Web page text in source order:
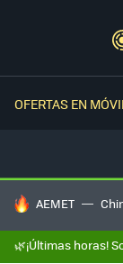
OFERTAS EN
HOY SE HABLA
AEMET
🌿¡Últimas horas!